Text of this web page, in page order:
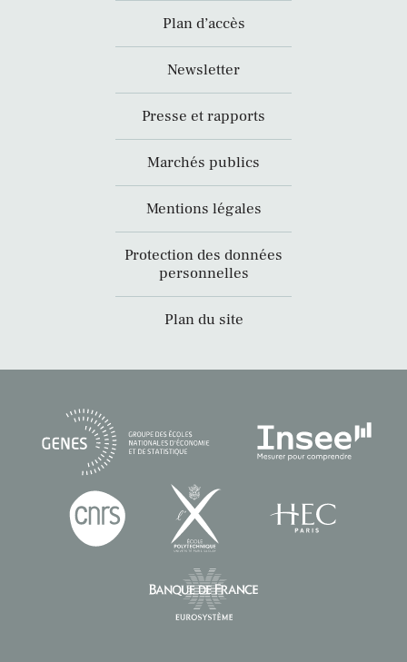
Plan d’accès
Newsletter
Presse et rapports
Marchés publics
Mentions légales
Protection des données
personnelles
Plan du site